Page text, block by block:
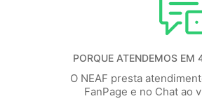
PORQUE ATENDEMOS EM
O NEAF presta
FanPage e no Chat ao